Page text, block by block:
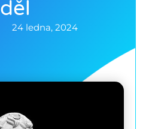
děl
24 ledna, 2024